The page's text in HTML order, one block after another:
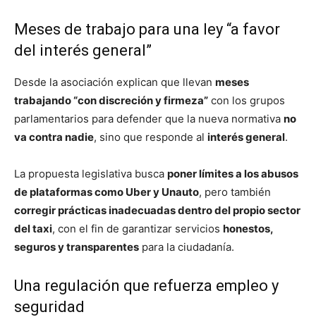
Meses de trabajo para una ley “a favor
del interés general”
Desde la asociación explican que llevan meses
trabajando “con discreción y firmeza” con los grupos
parlamentarios para defender que la nueva normativa no
va contra nadie, sino que responde al interés general.
La propuesta legislativa busca poner límites a los abusos
de plataformas como Uber y Unauto, pero también
corregir prácticas inadecuadas dentro del propio sector
del taxi, con el fin de garantizar servicios honestos,
seguros y transparentes para la ciudadanía.
Una regulación que refuerza empleo y
seguridad